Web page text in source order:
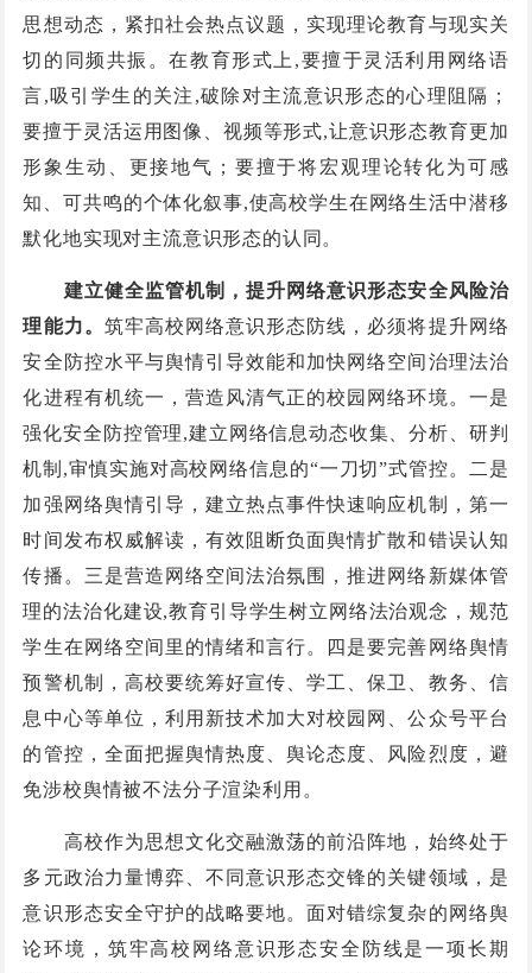
思想动态，紧扣社会热点议题，实现理论教育与现实关
切的同频共振。在教育形式上,要擅于灵活利用网络语
言,吸引学生的关注,破除对主流意识形态的心理阻隔；
要擅于灵活运用图像、视频等形式,让意识形态教育更加
形象生动、更接地气；要擅于将宏观理论转化为可感
知、可共鸣的个体化叙事,使高校学生在网络生活中潜移
默化地实现对主流意识形态的认同。
建立健全监管机制，提升网络意识形态安全风险治
理能力。 筑牢高校网络意识形态防线，必须将提升网络
安全防控水平与舆情引导效能和加快网络空间治理法治
化进程有机统一，营造风清气正的校园网络环境。一是
强化安全防控管理,建立网络信息动态收集、分析、研判
机制,审慎实施对高校网络信息的“一刀切”式管控。二是
加强网络舆情引导，建立热点事件快速响应机制，第一
时间发布权威解读，有效阻断负面舆情扩散和错误认知
传播。三是营造网络空间法治氛围，推进网络新媒体管
理的法治化建设,教育引导学生树立网络法治观念，规范
学生在网络空间里的情绪和言行。四是要完善网络舆情
预警机制，高校要统筹好宣传、学工、保卫、教务、信
息中心等单位，利用新技术加大对校园网、公众号平台
的管控，全面把握舆情热度、舆论态度、风险烈度，避
免涉校舆情被不法分子渲染利用。
高校作为思想文化交融激荡的前沿阵地，始终处于
多元政治力量博弈、不同意识形态交锋的关键领域，是
意识形态安全守护的战略要地。面对错综复杂的网络舆
论环境，筑牢高校网络意识形态安全防线是一项长期